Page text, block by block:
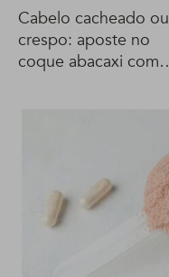
Cabelo cacheado ou
crespo: aposte no
coque abacaxi com